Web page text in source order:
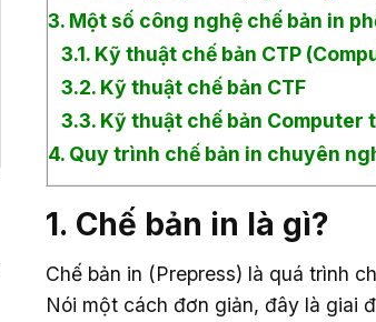
3. Một số công nghệ chế bản in
3.1. Kỹ thuật chế bản CTP
3.2. Kỹ thuật chế bản CTF
3.3. Kỹ thuật chế bản Computer
4. Quy trình chế bản in chuyên
1. Chế bản in là gì?
Chế bản in (Prepress) là quá trình
Nói một cách đơn giản, đây là giai